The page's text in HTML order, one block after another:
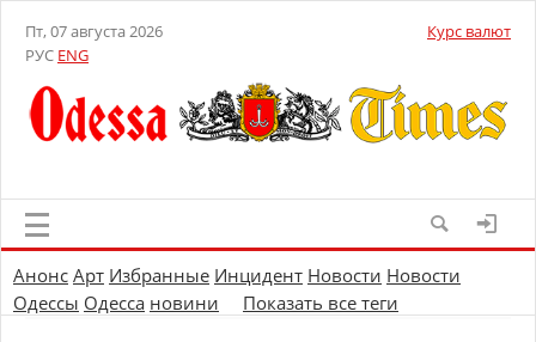
Пт, 07 августа 2026
РУС ENG
Курс валют
Анонс Арт Избранные Инцидент Новости Новости
Одессы Одесса новини Показать все теги